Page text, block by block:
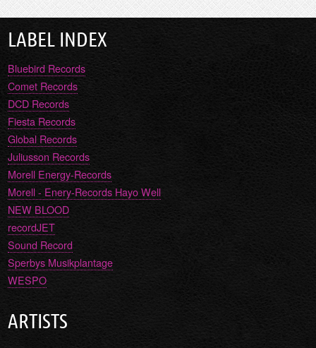
LABEL INDEX
Bluebird Records
Comet Records
DCD Records
Fiesta Records
Global Records
Juliusson Records
Morell Energy-Records
Morell - Enery-Records Hayo Well
NEW BLOOD
recordJET
Sound Record
Sperbys Musikplantage
WESPO
ARTISTS